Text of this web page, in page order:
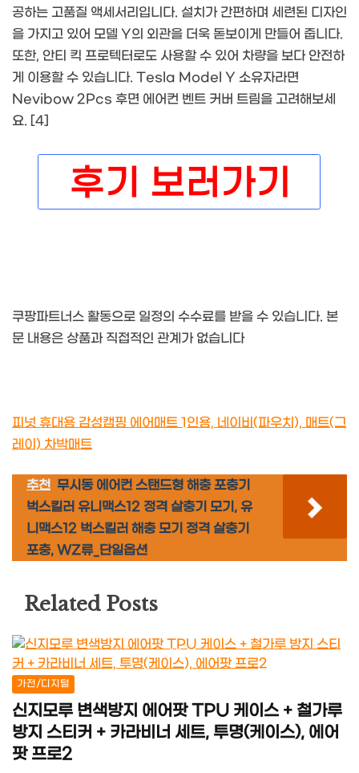
공하는 고품질 액세서리입니다. 설치가 간편하며 세련된 디자인
을 가지고 있어 모델 Y의 외관을 더욱 돋보이게 만들어 줍니다.
또한, 안티 킥 프로텍터로도 사용할 수 있어 차량을 보다 안전하
게 이용할 수 있습니다. Tesla Model Y 소유자라면
Nevibow 2Pcs 후면 에어컨 벤트 커버 트림을 고려해보세
요. [4]
쿠팡파트너스 활동으로 일정의 수수료를 받을 수 있습니다. 본
문 내용은 상품과 직접적인 관계가 없습니다
피넛 휴대용 감성캠핑 에어매트 1인용, 네이비(파우치), 매트(그
레이) 차박매트
추천 무시동 에어컨 스탠드형 해충 포충기
벅스킬러 유니맥스12 정격 살충기 모기, 유
니맥스12 벅스킬러 해충 모기 정격 살충기
포충, WZ류_단일옵션
Related Posts
가전/디지털
신지모루 변색방지 에어팟 TPU 케이스 + 철가루
방지 스티커 + 카라비너 세트, 투명(케이스), 에어
팟 프로2